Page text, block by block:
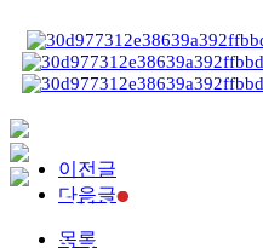
이전글
다음글
목록